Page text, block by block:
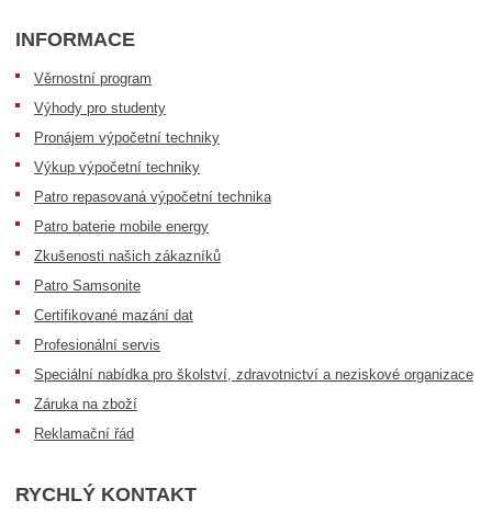
INFORMACE
Věrnostní program
Výhody pro studenty
Pronájem výpočetní techniky
Výkup výpočetní techniky
Patro repasovaná výpočetní technika
Patro baterie mobile energy
Zkušenosti našich zákazníků
Patro Samsonite
Certifikované mazání dat
Profesionální servis
Speciální nabídka pro školství, zdravotnictví a neziskové organizace
Záruka na zboží
Reklamační řád
RYCHLÝ KONTAKT